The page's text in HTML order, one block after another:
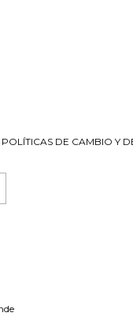
POLÍTICAS DE CAMBIO Y